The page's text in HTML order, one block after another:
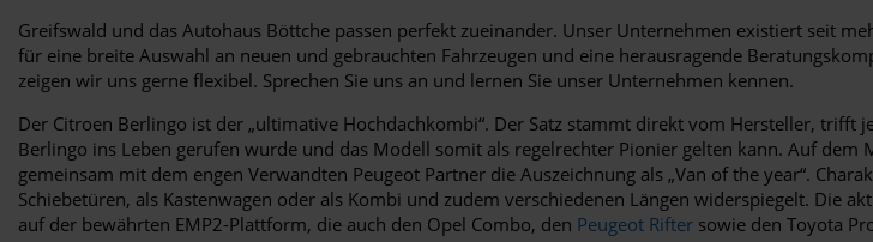
Greifswald und das Autohaus Böttche passen perfekt zueinander. Unser Unternehmen existiert seit
für eine breite Auswahl an neuen und gebrauchten Fahrzeugen und eine herausragende
zeigen wir uns gerne flexibel. Sprechen Sie uns an und lernen Sie unser Unternehmen kennen.
Der Citroen Berlingo ist der „ultimative Hochdachkombi“. Der Satz stammt direkt vom Hersteller, trifft
Berlingo ins Leben gerufen wurde und das Modell somit als regelrechter Pionier gelten kann. Auf
gemeinsam mit dem engen Verwandten Peugeot Partner die Auszeichnung als „Van of the year“.
Schiebetüren, als Kastenwagen oder als Kombi und zudem verschiedenen Längen widerspiegelt. Die
auf der bewährten EMP2-Plattform, die auch den Opel Combo, den Peugeot Rifter sowie den Toyota